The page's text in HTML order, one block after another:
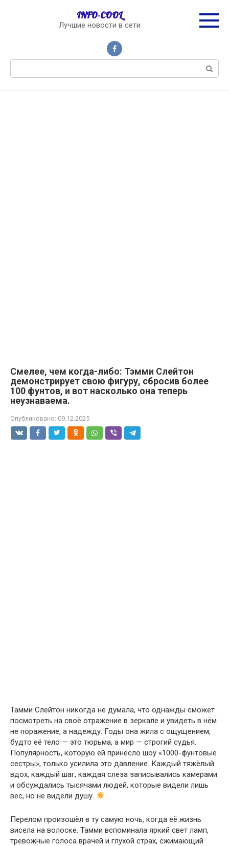
INFO-COOL
Лучшие новости в сети
Смелее, чем когда-либо: Тэмми Слейтон
демонстрирует свою фигуру, сбросив более
100 фунтов, и вот насколько она теперь
неузнаваема.
Опубликовано: 09.12.2025
Тамми Слейтон никогда не думала, что однажды сможет
посмотреть на своё отражение в зеркале и увидеть в нём
не поражение, а надежду. Годы она жила с ощущением,
будто её тело — это тюрьма, а мир — строгий судья.
Популярность, которую ей принесло шоу «1000-фунтовые
сестры», только усилила это давление. Каждый тяжёлый
вдох, каждый шаг, каждая слеза записывались камерами
и обсуждались тысячами людей, которые видели лишь
вес, но не видели душу.
Перелом произошёл в ту самую ночь, когда её жизнь
висела на волоске. Тамми вспоминала яркий свет ламп,
тревожные голоса врачей и глухой страх, сжимающий